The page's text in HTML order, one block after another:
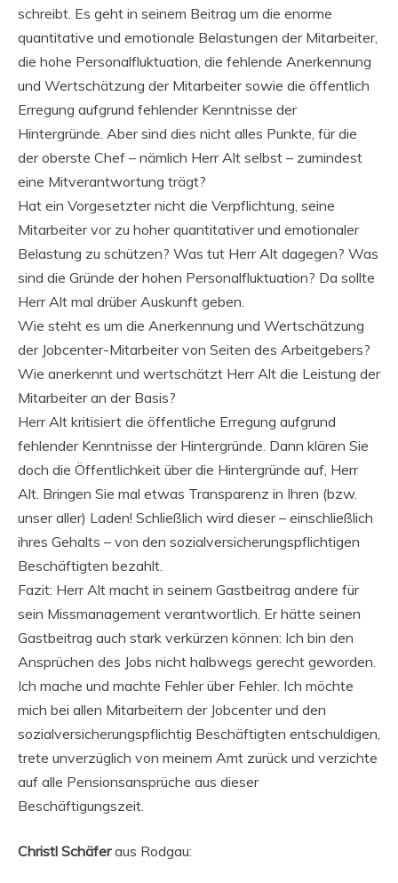
schreibt. Es geht in seinem Beitrag um die enorme
quantitative und emotionale Belastungen der Mitarbeiter,
die hohe Personalfluktuation, die fehlende Anerkennung
und Wertschätzung der Mitarbeiter sowie die öffentlich
Erregung aufgrund fehlender Kenntnisse der
Hintergründe. Aber sind dies nicht alles Punkte, für die
der oberste Chef – nämlich Herr Alt selbst – zumindest
eine Mitverantwortung trägt?
Hat ein Vorgesetzter nicht die Verpflichtung, seine
Mitarbeiter vor zu hoher quantitativer und emotionaler
Belastung zu schützen? Was tut Herr Alt dagegen? Was
sind die Gründe der hohen Personalfluktuation? Da sollte
Herr Alt mal drüber Auskunft geben.
Wie steht es um die Anerkennung und Wertschätzung
der Jobcenter-Mitarbeiter von Seiten des Arbeitgebers?
Wie anerkennt und wertschätzt Herr Alt die Leistung der
Mitarbeiter an der Basis?
Herr Alt kritisiert die öffentliche Erregung aufgrund
fehlender Kenntnisse der Hintergründe. Dann klären Sie
doch die Öffentlichkeit über die Hintergründe auf, Herr
Alt. Bringen Sie mal etwas Transparenz in Ihren (bzw.
unser aller) Laden! Schließlich wird dieser – einschließlich
ihres Gehalts – von den sozialversicherungspflichtigen
Beschäftigten bezahlt.
Fazit: Herr Alt macht in seinem Gastbeitrag andere für
sein Missmanagement verantwortlich. Er hätte seinen
Gastbeitrag auch stark verkürzen können: Ich bin den
Ansprüchen des Jobs nicht halbwegs gerecht geworden.
Ich mache und machte Fehler über Fehler. Ich möchte
mich bei allen Mitarbeitern der Jobcenter und den
sozialversicherungspflichtig Beschäftigten entschuldigen,
trete unverzüglich von meinem Amt zurück und verzichte
auf alle Pensionsansprüche aus dieser
Beschäftigungszeit.
Christl Schäferaus Rodgau: